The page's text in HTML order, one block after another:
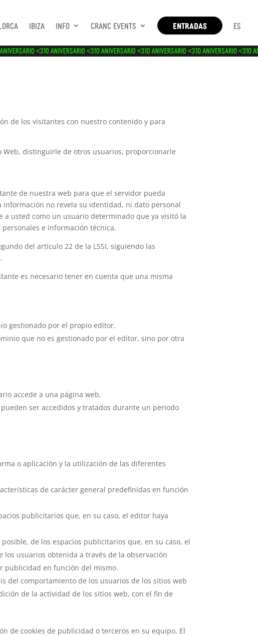
Ibiza Info Cranc Events ENTRADAS ES
<310 ANIVERSARIO <310 ANIVERSARIO <310 ANIVERSARIO <310 ANIVERSARIO <310
de los visitantes con nuestro contenido y para
distinguirle de otros usuarios, proporcionarle
de nuestra web para que el servidor pueda
información no revela su identidad, ni dato personal
usted como un usuario determinado que ya visitó la
e información técnica.
del artículo 22 de la LSSI, siguiendo las
es necesario tener en cuenta que una misma
gestionado por el propio editor.
que no es gestionado por el editor, sino por otra
accede a una página web.
ser accedidos y tratados durante un periodo
o aplicación y la utilización de las diferentes
de carácter general predefinidas en función
publicitarios que, en su caso, el editor haya
de los espacios publicitarios que, en su caso, el
usuarios obtenida a través de la observación
publicidad en función del mismo.
del comportamiento de los usuarios de los sitios web
de la actividad de los sitios web, con el fin de
de cookies de publicidad o terceros en su equipo. El